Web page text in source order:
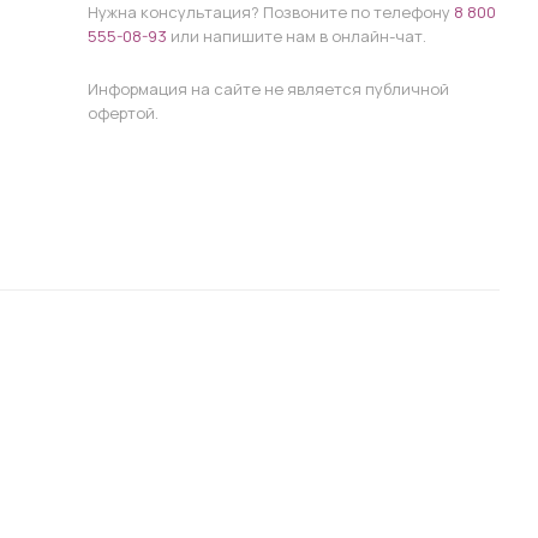
Нужна консультация? Позвоните по телефону 8 800
555-08-93 или напишите нам в онлайн-чат.
Информация на сайте не является публичной
офертой.